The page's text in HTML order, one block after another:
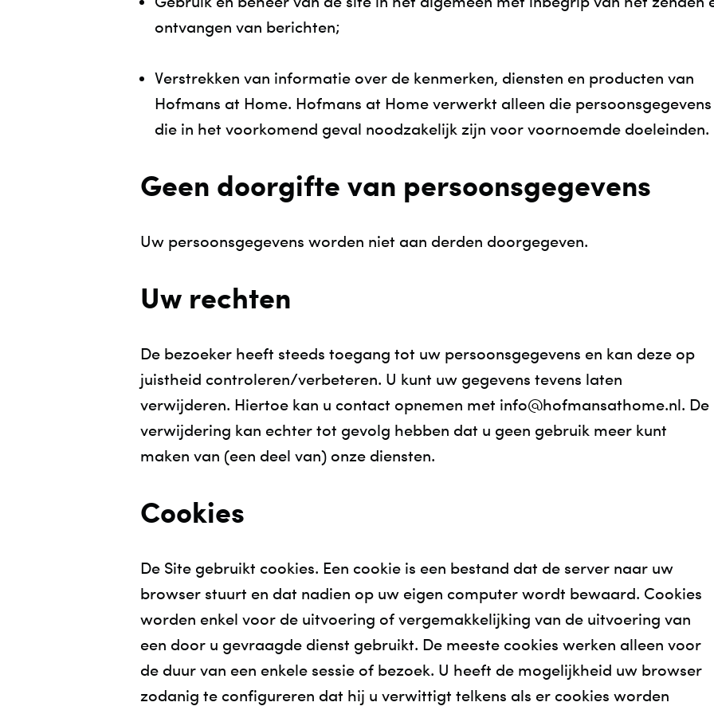
ontvangen van berichten;
Verstrekken van informatie over de kenmerken, diensten en producten van
Hofmans at Home. Hofmans at Home verwerkt alleen die persoonsgegevens
die in het voorkomend geval noodzakelijk zijn voor voornoemde doeleinden.
Geen doorgifte van persoonsgegevens
Uw persoonsgegevens worden niet aan derden doorgegeven.
Uw rechten
De bezoeker heeft steeds toegang tot uw persoonsgegevens en kan deze op
juistheid controleren/verbeteren. U kunt uw gegevens tevens laten
verwijderen. Hiertoe kan u contact opnemen met info@hofmansathome.nl. De
verwijdering kan echter tot gevolg hebben dat u geen gebruik meer kunt
maken van (een deel van) onze diensten.
Cookies
De Site gebruikt cookies. Een cookie is een bestand dat de server naar uw
browser stuurt en dat nadien op uw eigen computer wordt bewaard. Cookies
worden enkel voor de uitvoering of vergemakkelijking van de uitvoering van
een door u gevraagde dienst gebruikt. De meeste cookies werken alleen voor
de duur van een enkele sessie of bezoek. U heeft de mogelijkheid uw browser
zodanig te configureren dat hij u verwittigt telkens als er cookies worden